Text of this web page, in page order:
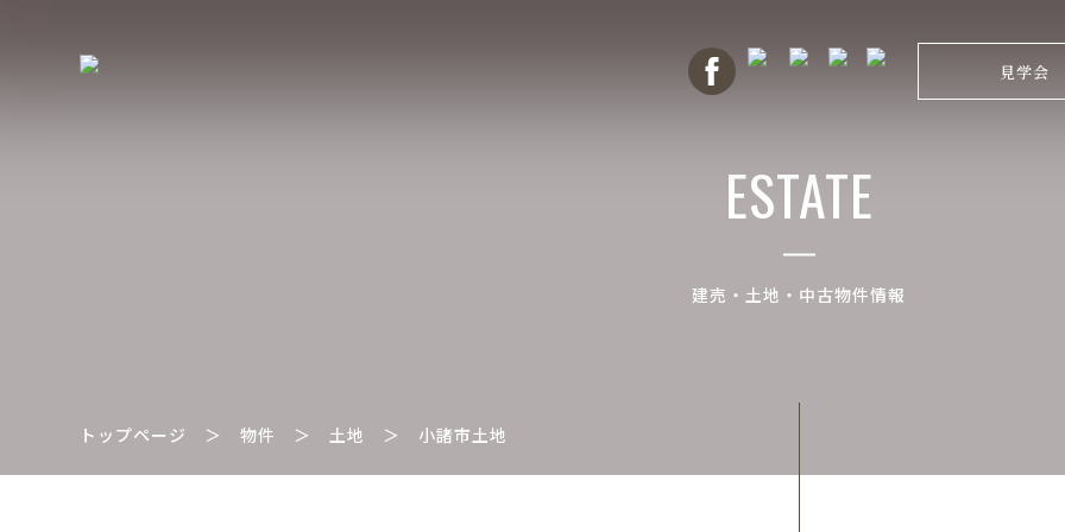
見学会
ESTATE
建売・土地・中古物件情報
トップページ ＞物件 ＞土地 ＞ 小諸市土地